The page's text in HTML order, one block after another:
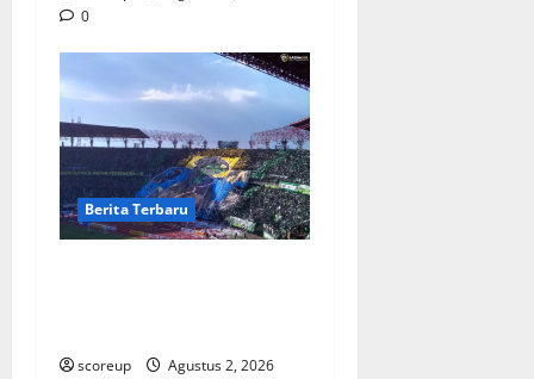
0
Berita Terbaru
scoreup
Agustus 2, 2026